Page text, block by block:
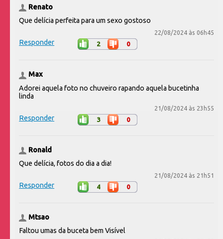
Renato
Que delícia perfeita para um sexo gostoso
22/08/2024 às 06h45
Responder 2 0
Max
Adorei aquela foto no chuveiro rapando aquela bucetinha
linda
21/08/2024 às 23h55
Responder 3 0
Ronald
Que delícia, fotos do dia a dia!
21/08/2024 às 21h51
Responder 4 0
Mtsao
Faltou umas da buceta bem Visível